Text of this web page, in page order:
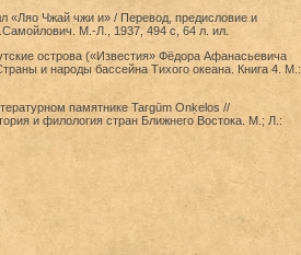
«Ляо Чжай чжи и» / Перевод, предисловие и
М.-Л., 1937, 494 с, 64 л. ил.
острова («Известия» Фёдора Афанасьевича
и народы бассейна Тихого океана. Книга 4. М.:
памятнике Targūm Onḳelos //
и филология стран Ближнего Востока. М.; Л.: